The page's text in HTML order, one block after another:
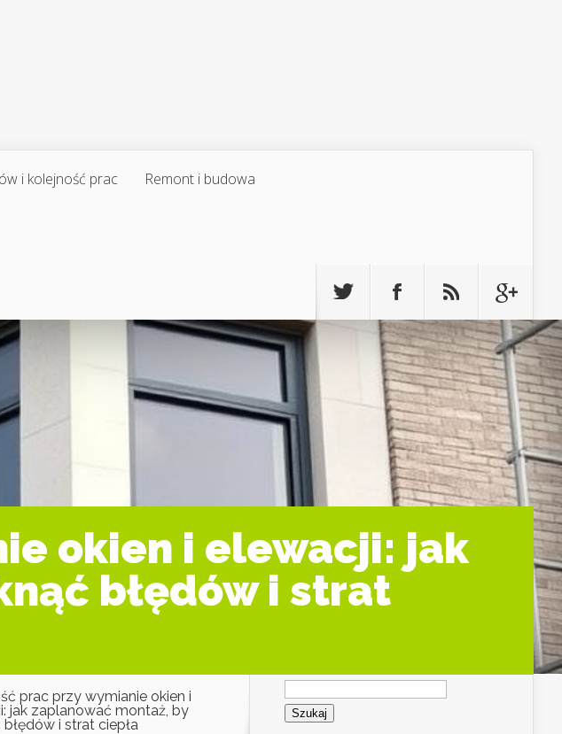
i kolejność prac Remont i budowa
okien i elewacji: jak
błędów i strat
prac przy wymianie okien i
jak zaplanować montaż, by
błędów i strat ciepła
Szukaj: